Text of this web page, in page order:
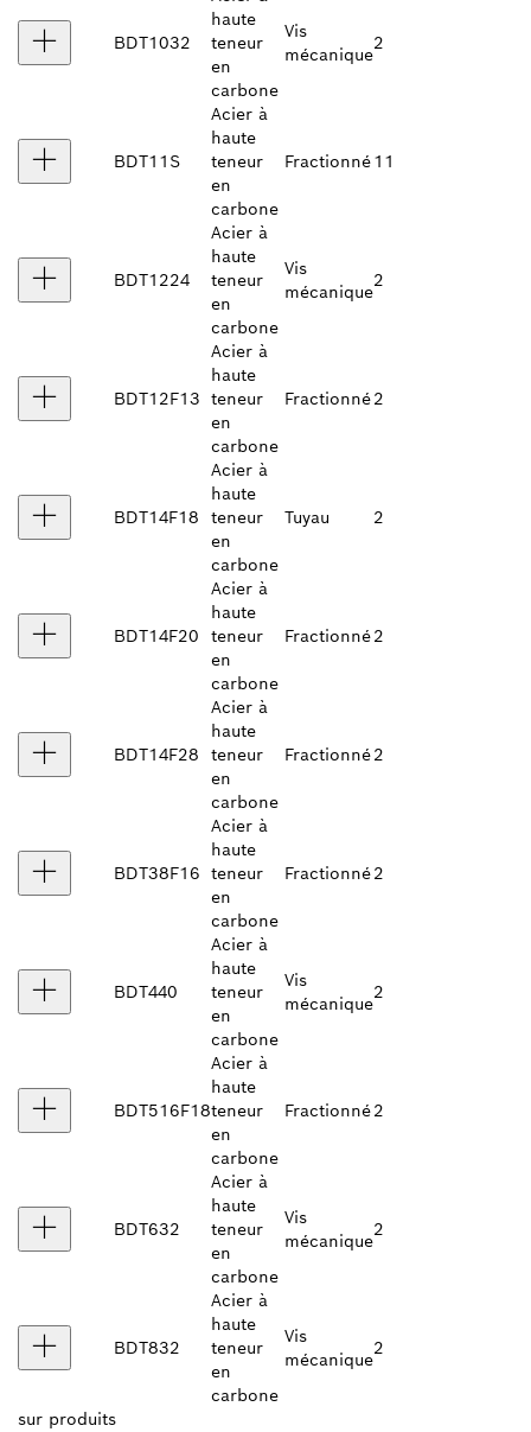
BDT1032
haute
teneur
en
carbone
Vis
mécanique
2
BDT11S
Acier à
haute
teneur
en
carbone
Fractionné11
BDT1224
Acier à
haute
teneur
en
carbone
Vis
mécanique
2
BDT12F13
Acier à
haute
teneur
en
carbone
Fractionné2
BDT14F18
Acier à
haute
teneur
en
carbone
Tuyau 2
BDT14F20
Acier à
haute
teneur
en
carbone
Fractionné2
BDT14F28
Acier à
haute
teneur
en
carbone
Fractionné2
BDT38F16
Acier à
haute
teneur
en
carbone
Fractionné2
BDT440
Acier à
haute
teneur
en
carbone
Vis
mécanique
2
BDT516F18
Acier à
haute
teneur
en
carbone
Fractionné2
BDT632
Acier à
haute
teneur
en
carbone
Vis
mécanique
2
BDT832
Acier à
haute
teneur
en
carbone
Vis
mécanique
2
sur produits